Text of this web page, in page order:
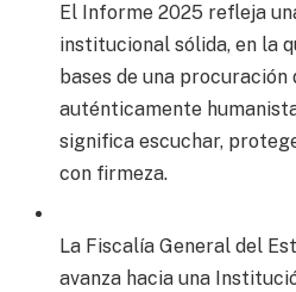
El Informe 2025 refleja
institucional sólida, en la
bases de una procuración
auténticamente
significa escuchar,
con firmeza.
La Fiscalía General del
avanza hacia una